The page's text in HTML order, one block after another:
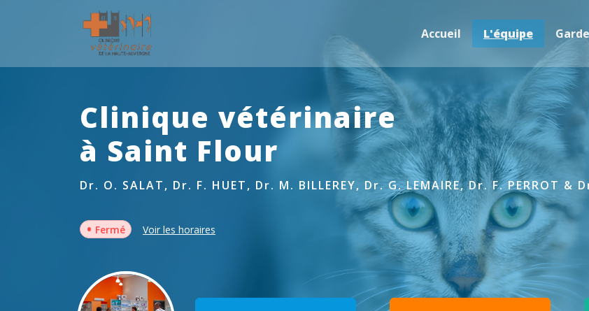
Accueil L'équipe
Clinique vétérinaire
à Saint Flour
Dr. O. SALAT, Dr. F. HUET, Dr. M. BILLEREY, Dr. G. LEMAIRE, Dr. F. PERROT &
• Fermé Voir les horaires